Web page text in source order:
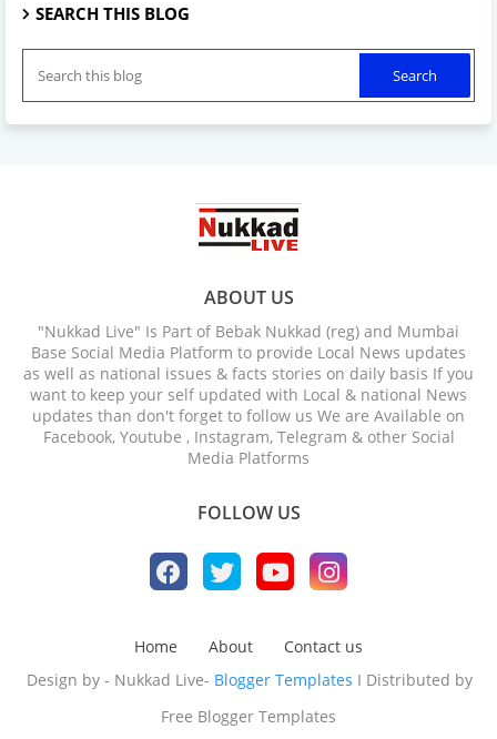
SEARCH THIS BLOG
ABOUT US
"Nukkad Live" Is Part of Bebak Nukkad (reg) and Mumbai
Base Social Media Platform to provide Local News updates
as well as national issues & facts stories on daily basis If you
want to keep your self updated with Local & national News
updates than don't forget to follow us We are Available on
Facebook, Youtube , Instagram, Telegram & other Social
Media Platforms
FOLLOW US
Home About
Contact us
Design by - Nukkad Live- Blogger Templates I Distributed by
Free Blogger Templates